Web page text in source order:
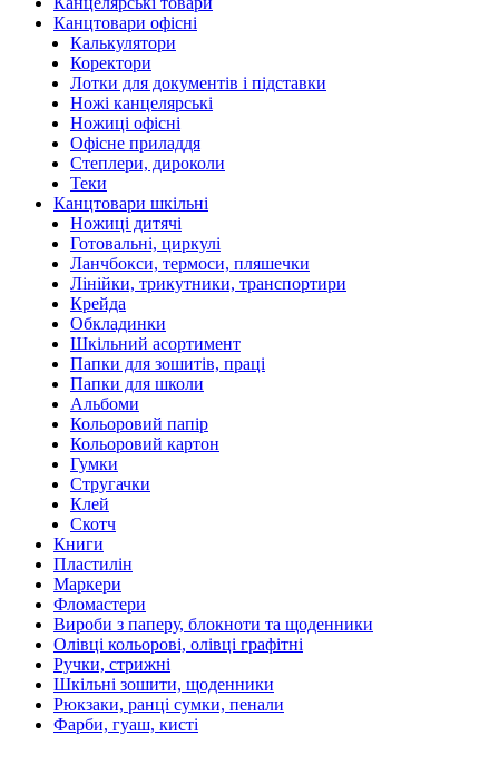
Канцтовари офісні
Калькулятори
Коректори
Лотки для документів і підставки
Ножі канцелярські
Ножиці офісні
Офісне приладдя
Степлери, дироколи
Теки
Канцтовари шкільні
Ножиці дитячі
Готовальні, циркулі
Ланчбокси, термоси, пляшечки
Лінійки, трикутники, транспортири
Крейда
Обкладинки
Шкільний асортимент
Папки для зошитів, праці
Папки для школи
Альбоми
Кольоровий папір
Кольоровий картон
Гумки
Стругачки
Клей
Скотч
Книги
Пластилін
Маркери
Фломастери
Вироби з паперу, блокноти та щоденники
Олівці кольорові, олівці графітні
Ручки, стрижні
Шкільні зошити, щоденники
Рюкзаки, ранці сумки, пенали
Фарби, гуаш, кисті